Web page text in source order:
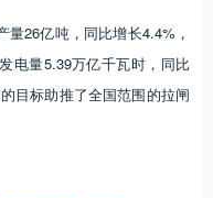
26亿吨，同比增长4.4%，
电量5.39万亿千瓦时，同比
目标助推了全国范围的拉闸